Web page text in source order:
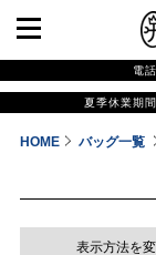
電
夏季休業期
HOME バッグ一覧
表示方法を